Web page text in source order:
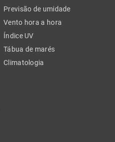
Previsão de umidade
Vento hora a hora
Índice UV
Tábua de marés
Climatologia